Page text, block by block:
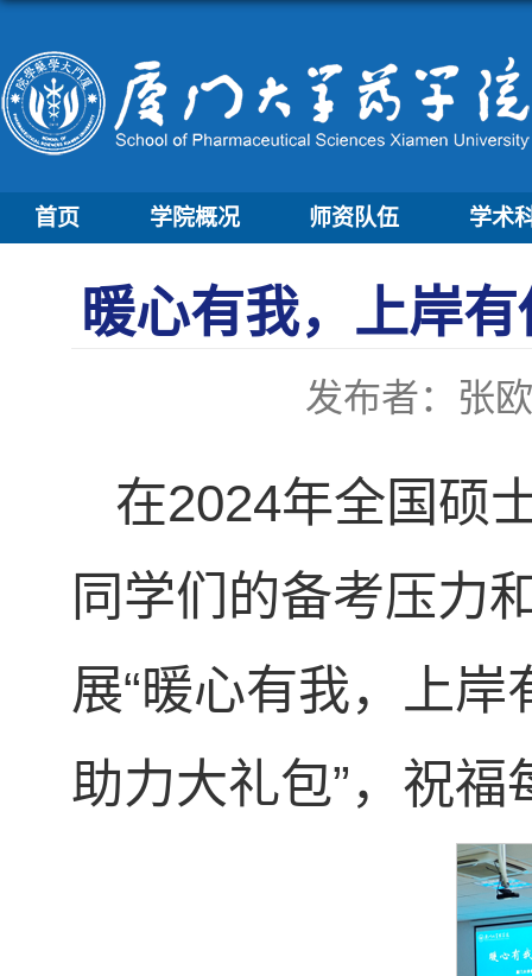
首页 学院概况 师资队伍 学术
暖心有我，上岸
发布者：张
在2024年全国硕
同学们的备考压力
展“暖心有我，上岸
助力大礼包”，祝福